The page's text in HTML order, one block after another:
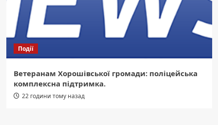
Події
Ветеранам Хорошівської громади: поліцейська
комплексна підтримка.
22 години тому назад